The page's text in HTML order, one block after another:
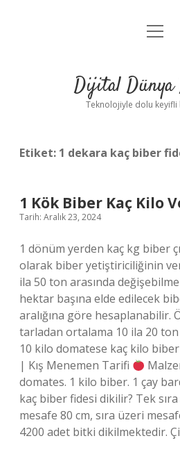
Anasayfa
Yasal
menüyü
Dijital Dünya
Teknolojiyle dolu keyifli
Etiket: 1 dekara kaç biber
1 Kök Biber Kaç Kilo
Tarih: Aralık 23, 2024
1 dönüm yerden kaç kg biber
olarak biber yetiştiriciliğinin
ila 50 ton arasında
hektar başına elde edilecek
aralığına göre hesaplanabilir.
tarladan ortalama 10 ila 20
10 kilo domatese kaç kilo
| Kış Menemen Tarifi
domates. 1 kilo biber. 1 çay
kaç biber fidesi dikilir? Tek sıra
mesafe 80 cm, sıra üzeri
4200 adet bitki dikilmektedir.